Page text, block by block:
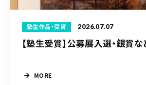
塾生作品・受賞 2026.07.07
【塾生受賞】公募展入選・銀賞な
MORE